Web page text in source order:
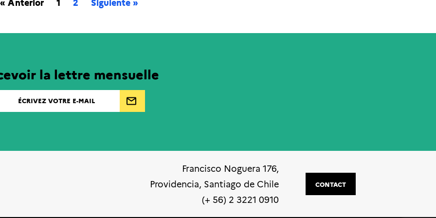
la lettre mensuelle
Francisco Noguera 176,
Providencia, Santiago de Chile
(+ 56) 2 3221 0910
CONTACT